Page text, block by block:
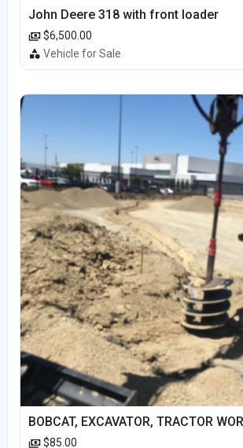
John Deere 318 with front loader
$6,500.00
Vehicle for Sale
BOBCAT, EXCAVATOR, TRACTOR
$85.00